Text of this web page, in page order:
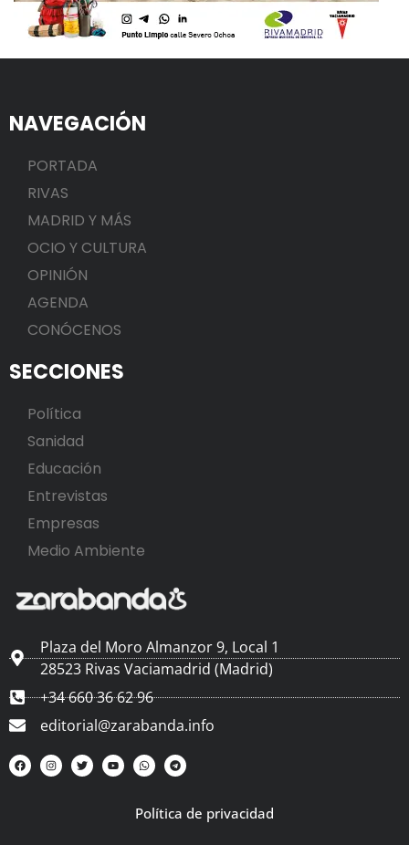
NAVEGACIÓN
PORTADA
RIVAS
MADRID Y MÁS
OCIO Y CULTURA
OPINIÓN
AGENDA
CONÓCENOS
SECCIONES
Política
Sanidad
Educación
Entrevistas
Empresas
Medio Ambiente
Plaza del Moro Almanzor 9, Local 1
28523 Rivas Vaciamadrid (Madrid)
+34 660 36 62 96
editorial@zarabanda.info
Política de privacidad